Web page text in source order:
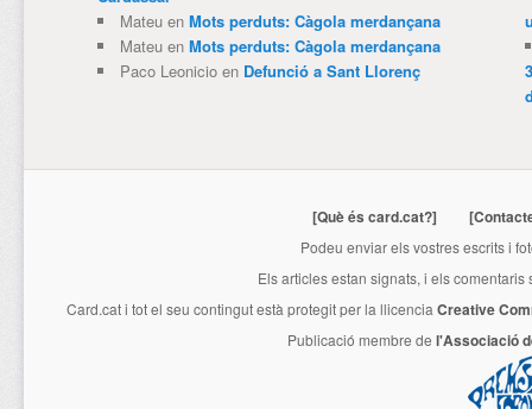
Mateuen Mots perduts: Càgola merdançana
Mateuen Mots perduts: Càgola merdançana
Paco Leonicioen Defunció a Sant Llorenç
[Què és card.cat?]
Podeu enviar els vostres escrits i
Els articles estan signats, i els
Card.cati tot el seu contingut està protegit per la llicencia Creative
Publicació membre de l'Associació